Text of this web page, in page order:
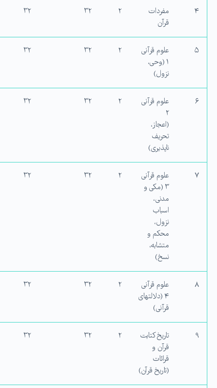
۴
مفردات
قرآن
۲ ۳۲ ۳۲
۵
علوم قرآنی
۱ (وحی،
نزول)
۲ ۳۲ ۳۲
۶
علوم قرآنی
۲
(اعجاز،
تحریف
ناپذیری)
۲ ۳۲ ۳۲
۷
علوم قرآنی
۳ (مکی و
مدنی،
اسباب
نزول،
محکم و
متشابه،
نسخ)
۲ ۳۲ ۳۲
۸
علوم قرآنی
۴ (دلالت‏های
قرآنی)
۲ ۳۲ ۳۲
۹
تاریخ کتابت
قرآن و
قرائات
(تاریخ قرآن)
۲ ۳۲ ۳۲